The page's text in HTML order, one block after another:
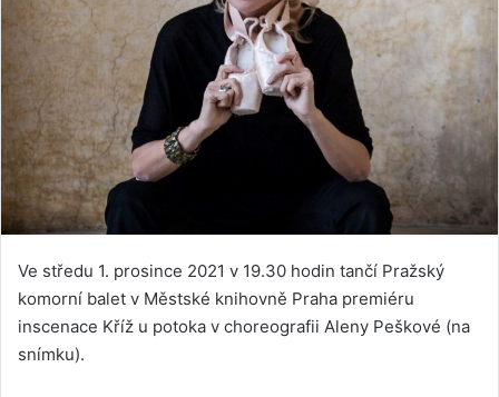
Ve středu 1. prosince 2021 v 19.30 hodin tančí Pražský
komorní balet v Městské knihovně Praha premiéru
inscenace Kříž u potoka v choreografii Aleny Peškové (na
snímku).